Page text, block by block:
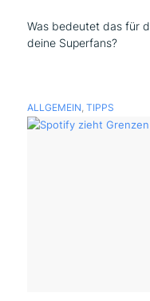
Was bedeutet das für
deine Superfans?
ALLGEMEIN, TIPPS